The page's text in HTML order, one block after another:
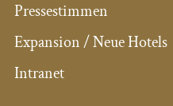
Pressestimmen
Expansion / Neue Hotels
Intranet